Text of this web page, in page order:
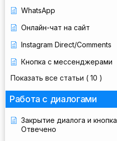
WhatsApp
Онлайн-чат на сайт
Instagram Direct/Comments
Кнопка с мессенджерами
Показать все статьи ( 10 )
Работа с диалогами
Закрытие диалога и кнопка
Отвечено